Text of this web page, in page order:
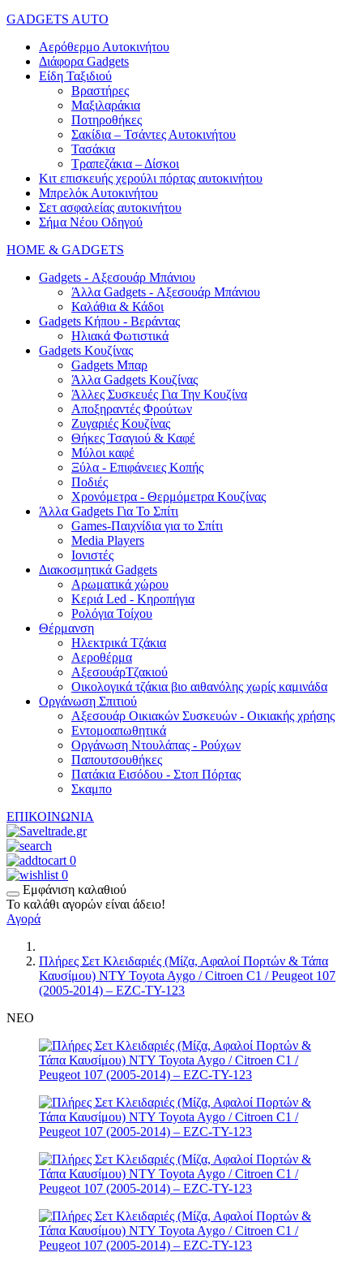
GADGETS AUTO
Αερόθερμο Αυτοκινήτου
Διάφορα Gadgets
Είδη Ταξιδιού
Βραστήρες
Μαξιλαράκια
Ποτηροθήκες
Σακίδια – Τσάντες Αυτοκινήτου
Τασάκια
Τραπεζάκια – Δίσκοι
Κιτ επισκευής χερούλι πόρτας αυτοκινήτου
Μπρελόκ Αυτοκινήτου
Σετ ασφαλείας αυτοκινήτου
Σήμα Νέου Οδηγού
HOME & GADGETS
Gadgets - Αξεσουάρ Μπάνιου
Άλλα Gadgets - Αξεσουάρ Μπάνιου
Καλάθια & Κάδοι
Gadgets Κήπου - Βεράντας
Ηλιακά Φωτιστικά
Gadgets Κουζίνας
Gadgets Μπαρ
Άλλα Gadgets Κουζίνας
Άλλες Συσκευές Για Την Κουζίνα
Αποξηραντές Φρούτων
Ζυγαριές Κουζίνας
Θήκες Τσαγιού & Καφέ
Μύλοι καφέ
Ξύλα - Επιφάνειες Κοπής
Ποδιές
Χρονόμετρα - Θερμόμετρα Κουζίνας
Άλλα Gadgets Για Το Σπίτι
Games-Παιχνίδια για το Σπίτι
Media Players
Ιονιστές
Διακοσμητικά Gadgets
Aρωματικά χώρου
Κεριά Led - Κηροπήγια
Ρολόγια Τοίχου
Θέρμανση
Hλεκτρικά Τζάκια
Αεροθέρμα
ΑξεσουάρΤζακιού
Οικολογικά τζάκια βιο αιθανόλης χωρίς καμινάδα
Οργάνωση Σπιτιού
Αξεσουάρ Οικιακών Συσκευών - Οικιακής χρήσης
Εντομοαπωθητικά
Οργάνωση Ντουλάπας - Ρούχων
Παπουτσουθήκες
Πατάκια Εισόδου - Στοπ Πόρτας
Σκαμπο
ΕΠΙΚΟΙΝΩΝΙΑ
0
0
Εμφάνιση καλαθιού
Το καλάθι αγορών είναι άδειο!
Αγορά
Πλήρες Σετ Κλειδαριές (Μίζα, Αφαλοί Πορτών & Τάπα
Καυσίμου) NTY Toyota Aygo / Citroen C1 / Peugeot 107
(2005-2014) – EZC-TY-123
ΝΕΟ